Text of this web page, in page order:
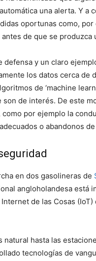
una alerta. Y a
oportunas como,
de que se produzca
y un claro
los datos cerca de
de ‘machine
de interés. De este
por ejemplo la
o abandonos
en dos gasolineras de
angloholandesa está
de las Cosas (IoT)
hasta las
tecnologías de